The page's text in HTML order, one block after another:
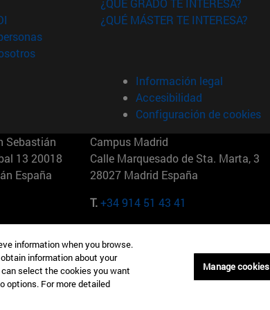
(abre en nueva ventana)
(abre en nueva ventana)
(abre en nueva ventana)
¿QUÉ GRADO TE INTERESA?
¿QUÉ MÁSTER TE INTERESA?
Información legal
Accesibilidad
Configuración de cookies
Sebastián
13 20018
España
Campus Madrid
Calle Marquesado de Sta. Marta, 3
28027 Madrid España
T.+34 914 51 43 41
Nueva York Maria-Theresia-Straße 15 81675
Múnich Alemania
T.+49 89 24209790
information when you browse.
information about your
select the cookies you want
options. For more detailed
Manage cookies